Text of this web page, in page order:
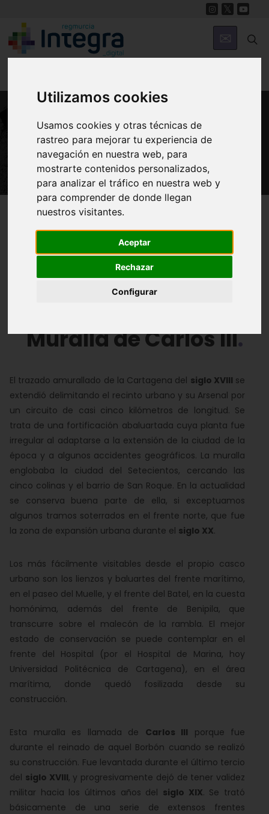
Utilizamos cookies
Usamos cookies y otras técnicas de
rastreo para mejorar tu experiencia de
navegación en nuestra web, para
mostrarte contenidos personalizados,
para analizar el tráfico en nuestra web y
para comprender de donde llegan
nuestros visitantes.
Aceptar
Rechazar
Configurar
PATRIMONIO
Muralla de Carlos III
Región de Murcia Digital Patrimonio
Arquitectura
Muralla de Carlos III
El trazado amurallado de la Cartagena del siglo XVIII se
extendió delimitando el recinto urbano y su Arsenal por
un circuito de casi cinco kilómetros de longitud. Se
trata de una fortificación abaluartada cuya planta fue
irregular al adaptarse a la extensión de la ciudad de la
época y a algunos accidentes geográficos. La muralla
englobaba la ciudad del Setecientos, cercando las
cinco colinas y el barrio de San Roque. En la actualidad
se conserva buena parte de ella, si exceptuamos
algunos tramos soterrados en el frente norte, que fue
la zona de expansión urbana durante el siglo XX.
Los más fácilmente visitables desde el propio casco
urbano son los lienzos y baluartes del frente marítimo,
en el paseo del Muelle, y el frente del Batel, en la cuesta
homónima, además del frente de Benipila, que
transcurre sobre el malecón de la rambla. El mejor
estado de conservación se puede contemplar en el
frente del Hospital (por el Hospital de Marina, hoy
Universidad Politécnica de Cartagena), en el área
marítima, donde quedó fosilizada desde su
construcción.
Esta muralla es llamada de Carlos III porque fue
durante el reinado de aquel Borbón cuando se realizó
su construcción. Fue levantada durante el último tercio
del siglo XVIII, y progresivamente dejó de tener validez
militar hacia los últimos años del siglo XIX. Se trató
básicamente de una serie de extensos frentes